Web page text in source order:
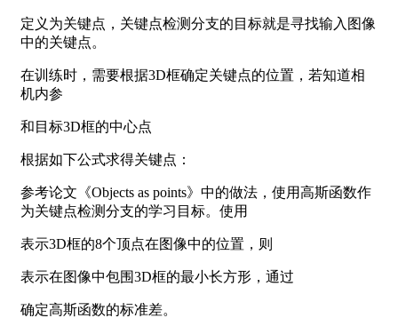
定义为关键点，关键点检测分支的目标就是寻找输入图像
中的关键点。
在训练时，需要根据3D框确定关键点的位置，若知道相
机内参
和目标3D框的中心点
根据如下公式求得关键点：
参考论文《Objects as points》中的做法，使用高斯函数作
为关键点检测分支的学习目标。使用
表示3D框的8个顶点在图像中的位置，则
表示在图像中包围3D框的最小长方形，通过
确定高斯函数的标准差。